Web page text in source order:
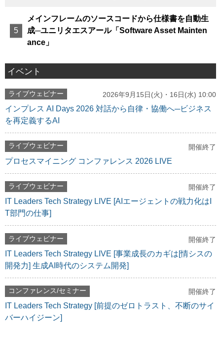
メインフレームのソースコードから仕様書を自動生
成─ユニリタエスアール「Software Asset Mainten
ance」
イベント
ライブウェビナー 2026年9月15日(火)・16日(水) 10:00
インプレス AI Days 2026 対話から自律・協働へ─ビジネス
を再定義するAI
ライブウェビナー 開催終了
プロセスマイニング コンファレンス 2026 LIVE
ライブウェビナー 開催終了
IT Leaders Tech Strategy LIVE [AIエージェントの戦力化はI
T部門の仕事]
ライブウェビナー 開催終了
IT Leaders Tech Strategy LIVE [事業成長のカギは[情シスの
開発力] 生成AI時代のシステム開発]
コンファレンス/セミナー 開催終了
IT Leaders Tech Strategy [前提のゼロトラスト、不断のサイ
バーハイジーン]